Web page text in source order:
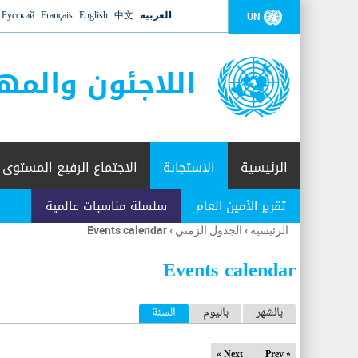
UN العربية 中文
English
Français
Русский
اللاجئون
الرئيسية الاستجابة
تقرير الأمين العام سلسلة مناسبات عالمية
الاجتماع الرفيع المستوى
أنت
هنا
الرئيسية › الجدول الزمني ›
Events calendar
Events calendar
ا
ل
بالشهر باليوم السنة (علامة التبويب النشطة)